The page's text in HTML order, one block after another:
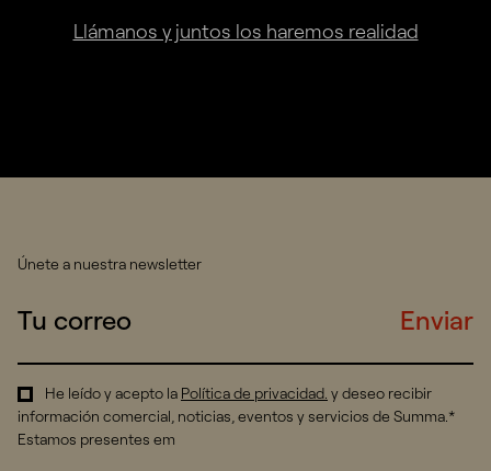
Llámanos y juntos los haremos realidad
Únete a nuestra newsletter
Enviar
He leído y acepto la Política de privacidad. y deseo recibir
información comercial, noticias, eventos y servicios de Summa.*
Estamos presentes em